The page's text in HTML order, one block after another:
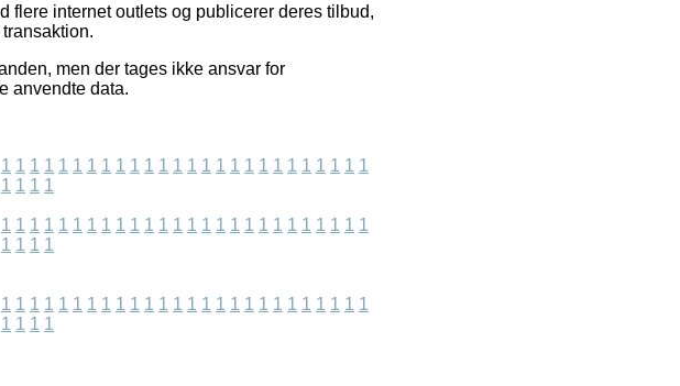
flere internet outlets og publicerer deres tilbud,
men der tages ikke ansvar for
anvendte data.
1 1 1 1 1 1 1 1 1 1 1 1 1 1 1 1 1 1 1 1 1 1 1 1 1 1
1 1 1 1
1 1 1 1 1 1 1 1 1 1 1 1 1 1 1 1 1 1 1 1 1 1 1 1 1 1
1 1 1 1
1 1 1 1 1 1 1 1 1 1 1 1 1 1 1 1 1 1 1 1 1 1 1 1 1 1
1 1 1 1